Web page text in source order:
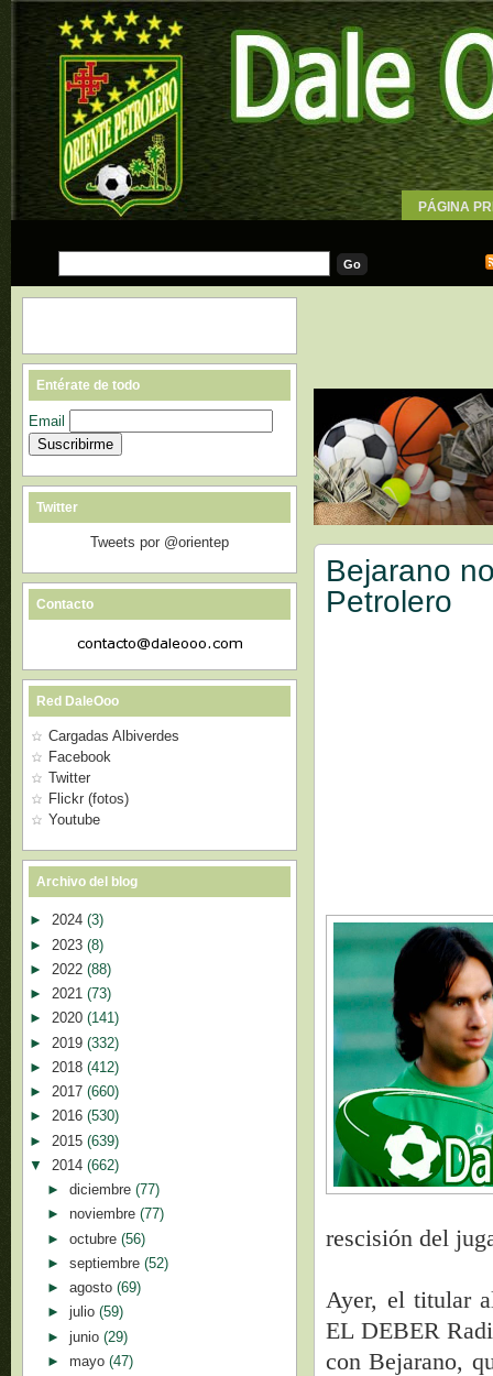
PÁGINA
Bejarano
Petrolero
rescisión del
Ayer, el titular
EL DEBER
con Bejarano,
Entérate de todo
Email
Twitter
Tweets por @orientep
Contacto
Red DaleOoo
Cargadas Albiverdes
Facebook
Twitter
Flickr (fotos)
Youtube
Archivo del blog
► 2024 (3)
► 2023 (8)
► 2022 (88)
► 2021 (73)
► 2020 (141)
► 2019 (332)
► 2018 (412)
► 2017 (660)
► 2016 (530)
► 2015 (639)
▼ 2014 (662)
► diciembre (77)
► noviembre (77)
► octubre (56)
► septiembre (52)
► agosto (69)
► julio (59)
► junio (29)
► mayo (47)